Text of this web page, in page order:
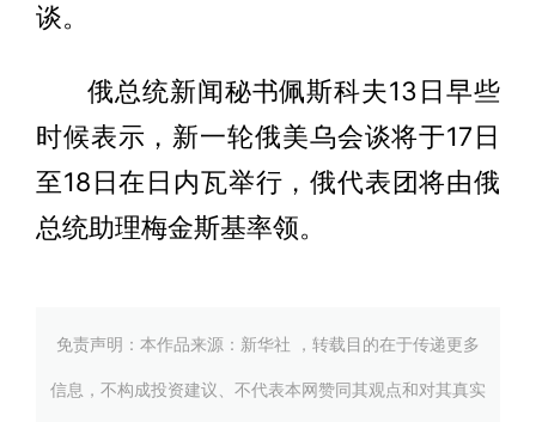
谈。
俄总统新闻秘书佩斯科夫13日早些
时候表示，新一轮俄美乌会谈将于17日
至18日在日内瓦举行，俄代表团将由俄
总统助理梅金斯基率领。
免责声明：本作品来源：新华社 ，转载目的在于传递更多
信息，不构成投资建议、不代表本网赞同其观点和对其真实